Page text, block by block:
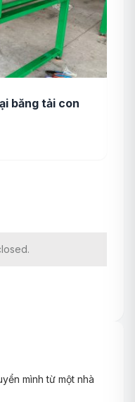
băng tải con
mình từ một nhà